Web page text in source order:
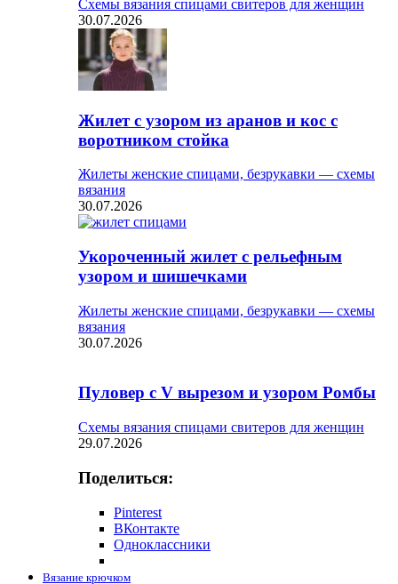
Схемы вязания спицами свитеров для женщин
30.07.2026
Жилет с узором из аранов и кос с
воротником стойка
Жилеты женские спицами, безрукавки — схемы
вязания
30.07.2026
Укороченный жилет с рельефным
узором и шишечками
Жилеты женские спицами, безрукавки — схемы
вязания
30.07.2026
Пуловер с V вырезом и узором Ромбы
Схемы вязания спицами свитеров для женщин
29.07.2026
Поделиться:
Pinterest
ВКонтакте
Одноклассники
Вязание крючком